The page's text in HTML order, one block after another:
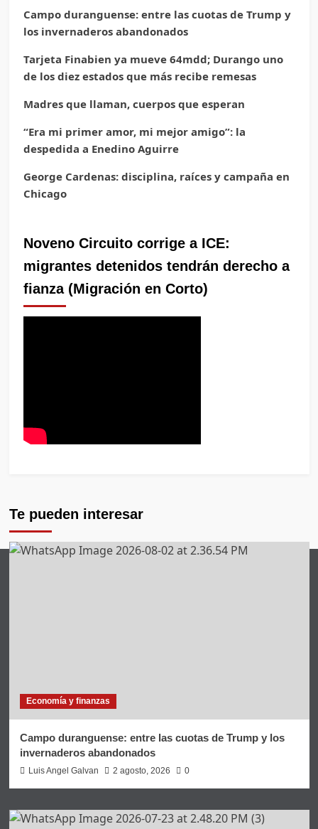
Campo duranguense: entre las cuotas de Trump y
los invernaderos abandonados
Tarjeta Finabien ya mueve 64mdd; Durango uno
de los diez estados que más recibe remesas
Madres que llaman, cuerpos que esperan
“Era mi primer amor, mi mejor amigo”: la
despedida a Enedino Aguirre
George Cardenas: disciplina, raíces y campaña en
Chicago
Noveno Circuito corrige a ICE:
migrantes detenidos tendrán derecho a
fianza (Migración en Corto)
Te pueden interesar
Economía y finanzas
Campo duranguense: entre las cuotas de Trump y los
invernaderos abandonados
Luis Angel Galvan 2 agosto, 2026 0